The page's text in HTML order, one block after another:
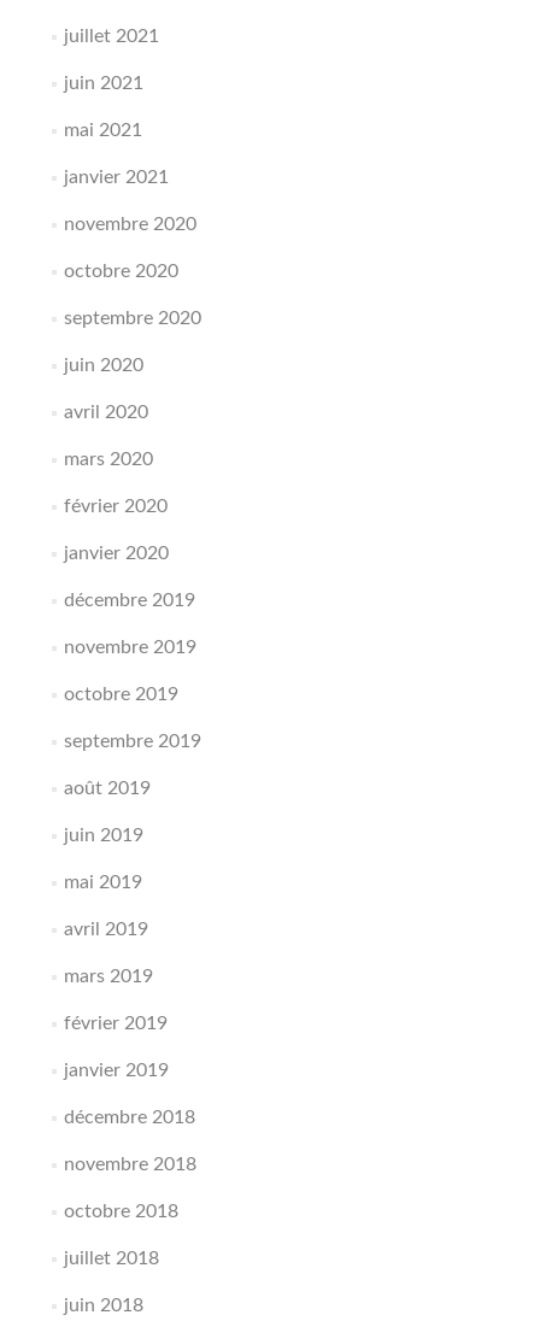
juillet 2021
juin 2021
mai 2021
janvier 2021
novembre 2020
octobre 2020
septembre 2020
juin 2020
avril 2020
mars 2020
février 2020
janvier 2020
décembre 2019
novembre 2019
octobre 2019
septembre 2019
août 2019
juin 2019
mai 2019
avril 2019
mars 2019
février 2019
janvier 2019
décembre 2018
novembre 2018
octobre 2018
juillet 2018
juin 2018